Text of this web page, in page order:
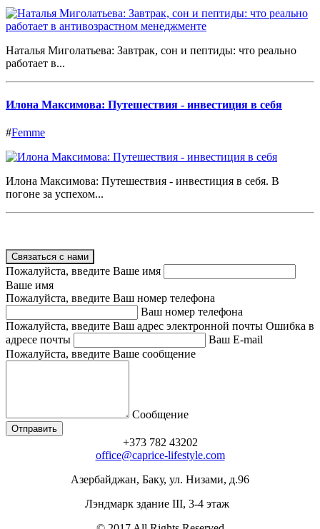
Наталья Миголатьева: Завтрак, сон и пептиды: что реально
работает в...
Илона Максимова: Путешествия - инвестиция в себя
#Femme
Илона Максимова: Путешествия - инвестиция в себя. В
погоне за успехом...
Связаться с нами
Пожалуйста, введите Ваше имя
Ваше имя
Пожалуйста, введите Ваш номер телефона
Ваш номер телефона
Пожалуйста, введите Ваш адрес электронной почты Ошибка в
адресе почты
Ваш E-mail
Пожалуйста, введите Ваше сообщение
Сообщение
+373 782 43202
office@caprice-lifestyle.com
Азербайджан, Баку, ул. Низами, д.96
Лэндмарк здание III, 3-4 этаж